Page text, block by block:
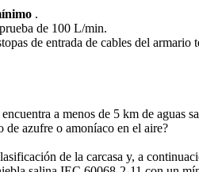
.
de 100 L/min.
de entrada de cables del
a menos de 5 km de aguas
azufre o amoníaco en el aire?
de la carcasa y, a